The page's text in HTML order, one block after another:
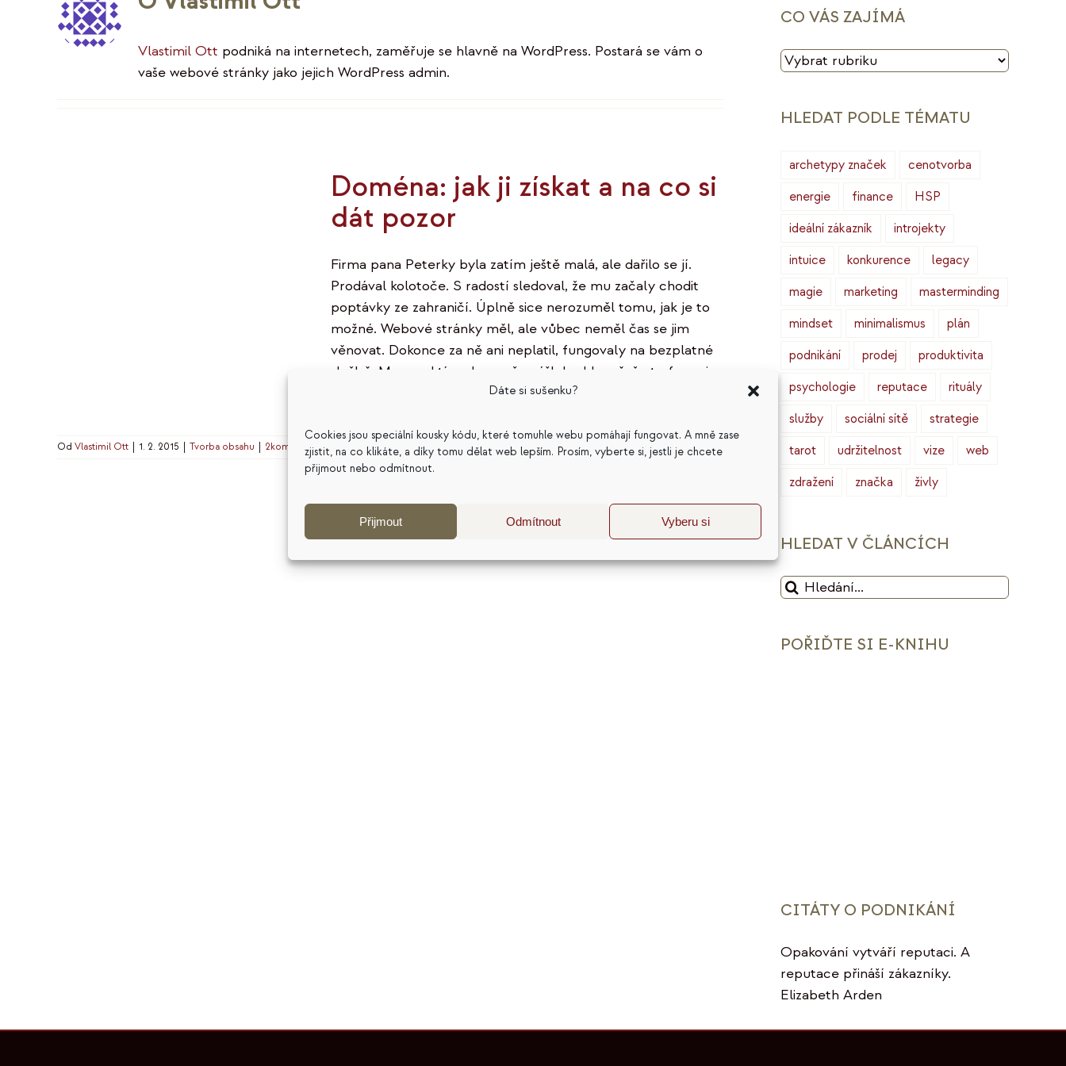
Dáte si sušenku?
Cookies jsou speciální kousky kódu, které tomuhle webu pomáhají fungovat. A mně zase
zjistit, na co klikáte, a díky tomu dělat web lepším. Prosím, vyberte si, jestli je chcete
přijmout nebo odmítnout.
Přijmout Odmítnout Vyberu si
Vlastimil Ott podniká na internetech, zaměřuje se hlavně na WordPress. Postará se vám o
vaše webové stránky jako jejich WordPress admin.
Doména: jak ji získat a na co si
dát pozor
Firma pana Peterky byla zatím ještě malá, ale dařilo se jí.
Prodával kolotoče. S radostí sledoval, že mu začaly chodit
poptávky ze zahraničí. Úplně sice nerozuměl tomu, jak je to
možné. Webové stránky měl, ale vůbec neměl čas se jim
věnovat. Dokonce za ně ani neplatil, fungovaly na bezplatné
službě. Moc nad tím ale nepřemýšlel – hlavně, že to funguje.
Jenomže pak přišla rána.[…]
Od Vlastimil Ott 1. 2. 2015 Tvorba obsahu 2komentářů
CO VÁS ZAJÍMÁ
CO
HLEDAT PODLE TÉMATU
archetypy značek
cenotvorba
energie
finance
HSP
ideální zákazník
introjekty
intuice
konkurence
legacy
magie
marketing
masterminding
mindset
minimalismus
plán
podnikání
prodej
produktivita
psychologie
reputace
rituály
služby
sociální sítě
strategie
tarot
udržitelnost vize
web
zdražení
značka živly
HLEDAT V ČLÁNCÍCH
Hledat:
POŘIĎTE SI E-KNIHU
CITÁTY O PODNIKÁNÍ
Opakování vytváří reputaci. A
reputace přináší zákazníky.
Elizabeth Arden